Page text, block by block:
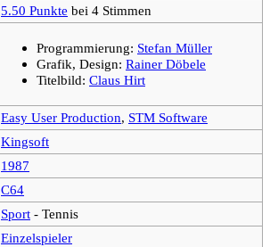
5.50 Punkte bei 4 Stimmen
Programmierung: Stefan Müller
Grafik, Design: Rainer Döbele
Titelbild: Claus Hirt
Easy User Production, STM Software
Kingsoft
1987
C64
Sport - Tennis
Einzelspieler